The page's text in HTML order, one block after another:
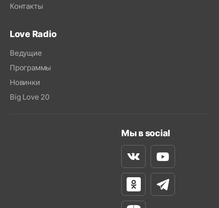
Контакты
Love Radio
Ведущие
Программы
Новинки
Big Love 20
Мы в social
ВконтактеYoutube
Одноклассники
Телеграм